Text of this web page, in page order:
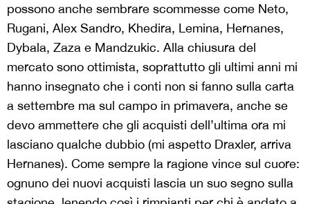
possono anche sembrare scommesse come Neto,
Rugani, Alex Sandro, Khedira, Lemina, Hernanes,
Dybala, Zaza e Mandzukic. Alla chiusura del
mercato sono ottimista, soprattutto gli ultimi anni mi
hanno insegnato che i conti non si fanno sulla carta
a settembre ma sul campo in primavera, anche se
devo ammettere che gli acquisti dell’ultima ora mi
lasciano qualche dubbio (mi aspetto Draxler, arriva
Hernanes). Come sempre la ragione vince sul cuore:
ognuno dei nuovi acquisti lascia un suo segno sulla